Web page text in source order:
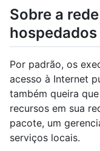
Sobre a
Por padrão, os
acesso à Internet
também queira
recursos em sua
pacote, um
serviços locais.